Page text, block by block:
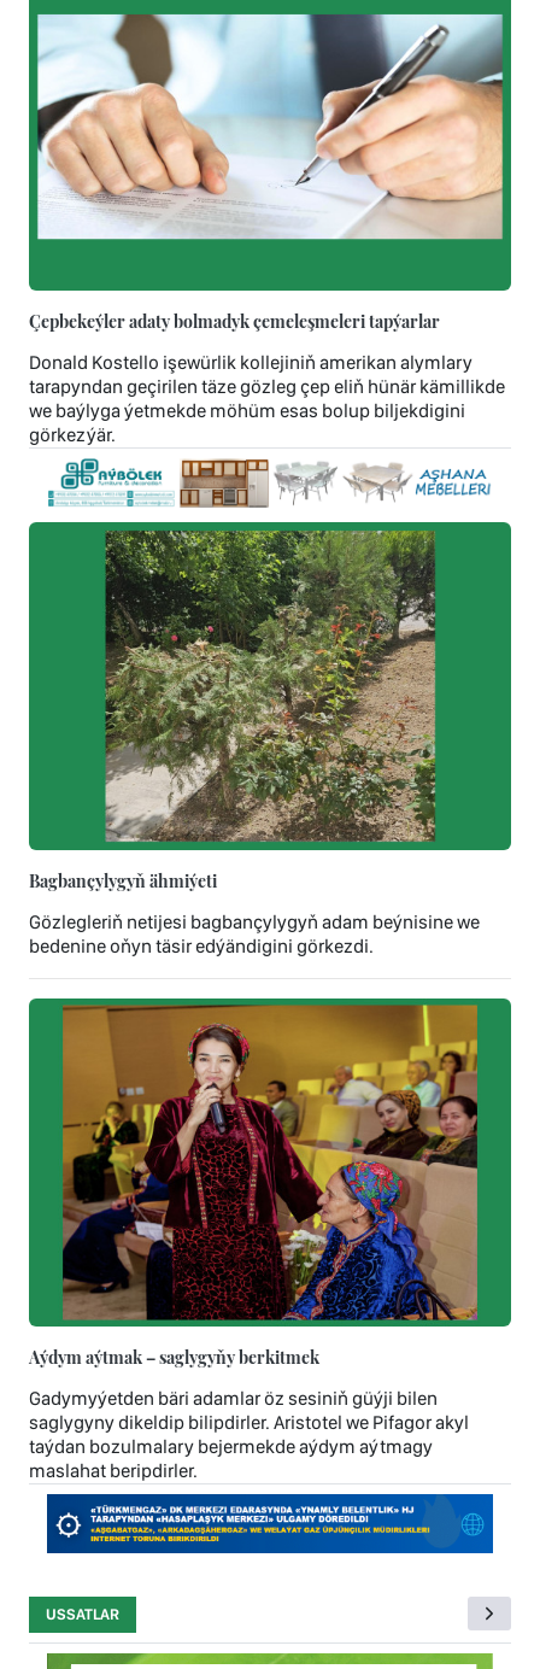
Çepbekeýler adaty bolmadyk çemeleşmeleri tapýarlar
Donald Kostello işewürlik kollejiniň amerikan alymlary
tarapyndan geçirilen täze gözleg çep eliň hünär kämillikde
we baýlyga ýetmekde möhüm esas bolup biljekdigini
görkezýär.
Bagbançylygyň ähmiýeti
Gözlegleriň netijesi bagbançylygyň adam beýnisine we
bedenine oňyn täsir edýändigini görkezdi.
Aýdym aýtmak – saglygyňy berkitmek
Gadymyýetden bäri adamlar öz sesiniň güýji bilen
saglygyny dikeldip bilipdirler. Aristotel we Pifagor akyl
taýdan bozulmalary bejermekde aýdym aýtmagy
maslahat beripdirler.
USSATLAR